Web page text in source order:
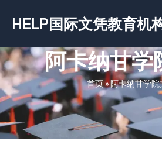
容
HELP国际文凭教育机
阿卡纳甘学
首页»阿卡纳甘学院